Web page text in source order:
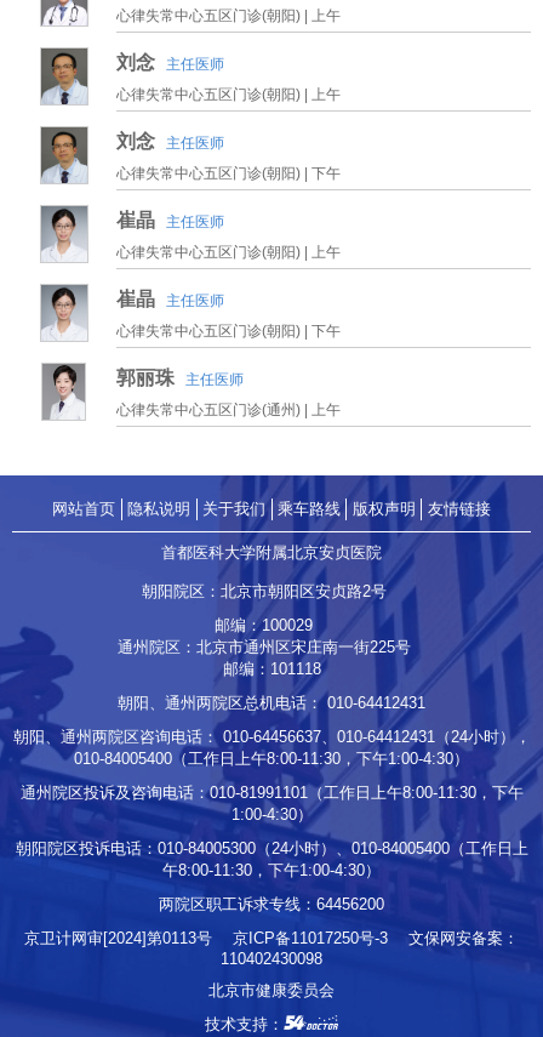
心律失常中心五区门诊(朝阳) |
上午
刘念
主任医师
心律失常中心五区门诊(朝阳) |
上午
刘念
主任医师
心律失常中心五区门诊(朝阳) | 下午
崔晶
主任医师
心律失常中心五区门诊(朝阳) |
上午
崔晶
主任医师
心律失常中心五区门诊(朝阳) | 下午
郭丽珠
主任医师
心律失常中心五区门诊(通州) |
上午
网站首页 隐私说明 关于我们 乘车路线 版权声明 友情链接
首都医科大学附属北京安贞医院
朝阳院区：北京市朝阳区安贞路2号
邮编：100029
通州院区：北京市通州区宋庄南一街225号
邮编：101118
朝阳、通州两院区总机电话： 010-64412431
朝阳、通州两院区咨询电话： 010-64456637、 010-64412431
（24小时），
010-84005400 （工作日上午8:00-11:30，下午1:00-4:30）
通州院区投诉及咨询电话：010-81991101 （工作日上午8:00-11:30，下午
1:00-4:30）
朝阳院区投诉电话： 010-84005300（24小时）、010-84005400（工作日上
午8:00-11:30，下午1:00-4:30）
两院区职工诉求专线： 64456200
京卫计网审[2024]第0113号 京ICP备11017250号-3
文保网安备案：
110402430098
北京市健康委员会
技术支持：